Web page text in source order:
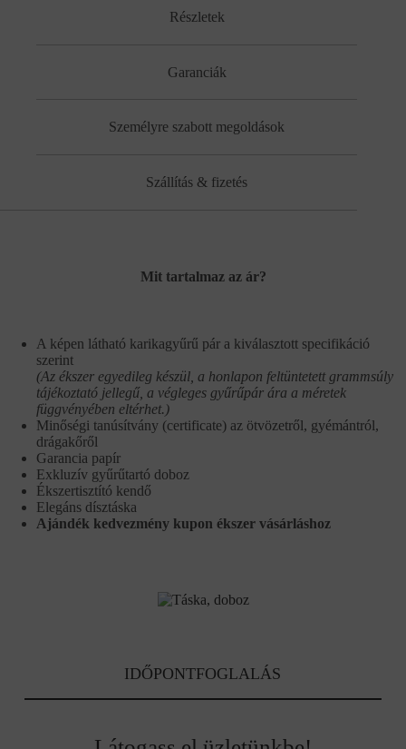
Részletek
Garanciák
Személyre szabott megoldások
Szállítás & fizetés
Mit tartalmaz az ár?
A képen látható karikagyűrű pár a kiválasztott specifikáció
szerint
(Az ékszer egyedileg készül, a honlapon feltüntetett grammsúly
tájékoztató jellegű, a végleges gyűrűpár ára a méretek
függvényében eltérhet.)
Minőségi tanúsítvány (certificate) az ötvözetről, gyémántról,
drágakőről
Garancia papír
Exkluzív gyűrűtartó doboz
Ékszertisztító kendő
Elegáns dísztáska
Ajándék kedvezmény kupon ékszer vásárláshoz
IDŐPONTFOGLALÁS